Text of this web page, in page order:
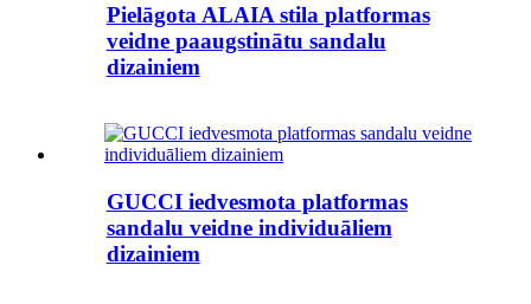
Pielāgota ALAIA stila platformas
veidne paaugstinātu sandalu
dizainiem
GUCCI iedvesmota platformas
sandalu veidne individuāliem
dizainiem